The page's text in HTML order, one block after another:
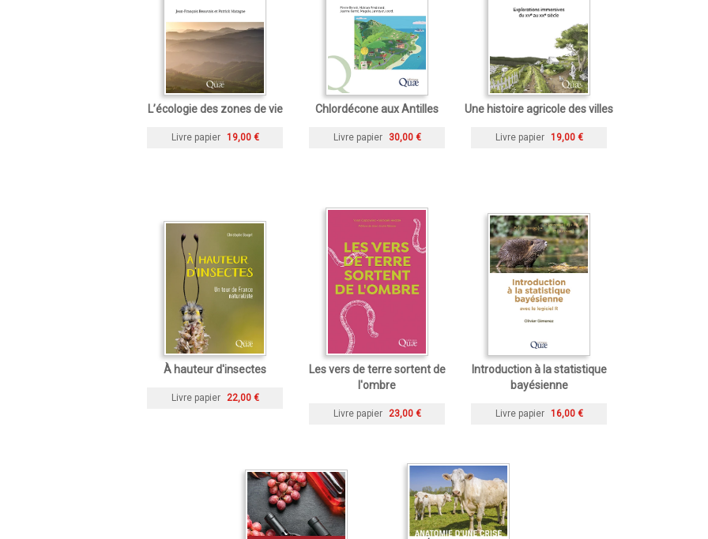
L’écologie des zones de vie
Livre papier 19,00 €
Chlordécone aux Antilles
Livre papier 30,00 €
Une histoire agricole des villes
Livre papier 19,00 €
À hauteur d'insectes
Livre papier 22,00 €
Les vers de terre sortent de
l'ombre
Livre papier 23,00 €
Introduction à la statistique
bayésienne
Livre papier 16,00 €